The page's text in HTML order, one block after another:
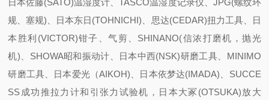
日本佐藤(SATO)温湿度计、TASCO温湿度记录仪、JPG(螺纹环
规、塞规)、日本东日(TOHNICHI)、思达(CEDAR)扭力工具、日
本胜利(VICTOR)钳子、气剪、SHINANO(信浓打磨机，抛光
机)、SHOWA昭和振动计、日本中西(NSK)研磨工具、MINIMO
研磨工具、日本爱光（AIKOH)、日本依梦达(IMADA)、SUCCE
SS成功推拉力计和引张力试验机，日本大冢(OTSUKA)放大